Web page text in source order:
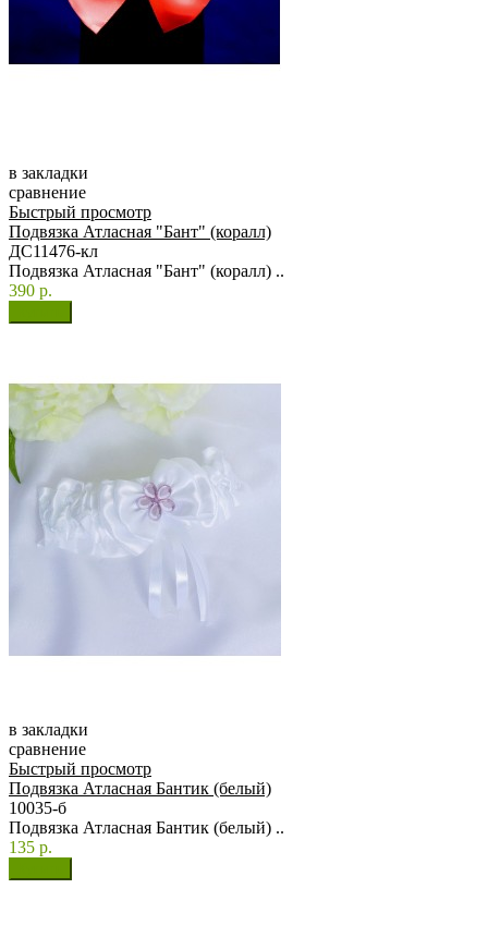
в закладки
сравнение
Быстрый просмотр
Подвязка Атласная "Бант" (коралл)
ДС11476-кл
Подвязка Атласная "Бант" (коралл) ..
390 р.
в закладки
сравнение
Быстрый просмотр
Подвязка Атласная Бантик (белый)
10035-б
Подвязка Атласная Бантик (белый) ..
135 р.